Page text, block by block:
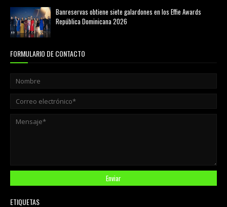
Banreservas obtiene siete galardones en los Effie Awards
República Dominicana 2026
FORMULARIO DE CONTACTO
ETIQUETAS